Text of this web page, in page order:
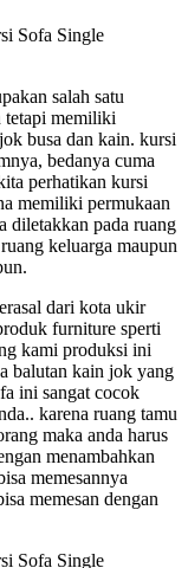
salah satu
tetapi memiliki
busa dan kain. kursi
bedanya cuma
perhatikan kursi
memiliki permukaan
diletakkan pada ruang
keluarga maupun
dari kota ukir
furniture sperti
kami produksi ini
balutan kain jok yang
ini sangat cocok
karena ruang tamu
maka anda harus
menambahkan
memesannya
memesan dengan